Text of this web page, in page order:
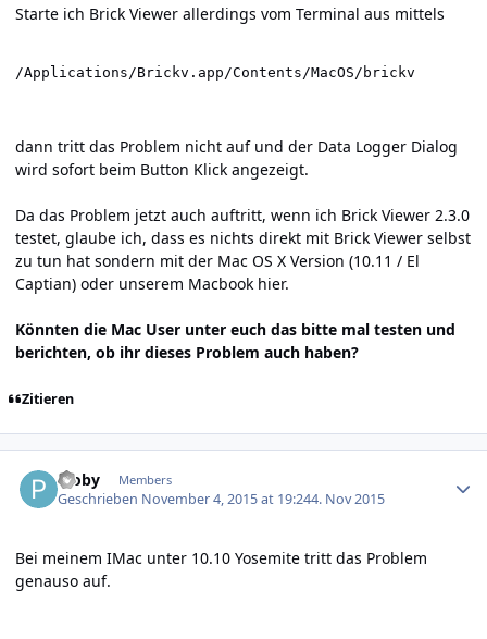
Starte ich Brick Viewer allerdings vom Terminal aus mittels
/Applications/Brickv.app/Contents/MacOS/brickv
dann tritt das Problem nicht auf und der Data Logger Dialog
wird sofort beim Button Klick angezeigt.
Da das Problem jetzt auch auftritt, wenn ich Brick Viewer 2.3.0
testet, glaube ich, dass es nichts direkt mit Brick Viewer selbst
zu tun hat sondern mit der Mac OS X Version (10.11 / El
Captian) oder unserem Macbook hier.
Könnten die Mac User unter euch das bitte mal testen und
berichten, ob ihr dieses Problem auch haben?
Zitieren
Ploby Members
Geschrieben November 4, 2015 at 19:244. Nov 2015
Bei meinem IMac unter 10.10 Yosemite tritt das Problem
genauso auf.